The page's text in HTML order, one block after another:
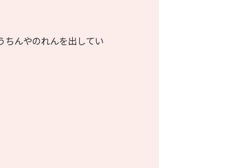
ちんやのれんを出してい